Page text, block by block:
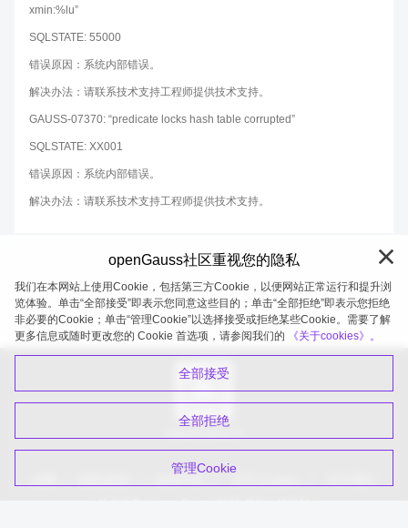
xmin:%lu”
SQLSTATE: 55000
错误原因：系统内部错误。
解决办法：请联系技术支持工程师提供技术支持。
GAUSS-07370: “predicate locks hash table corrupted”
SQLSTATE: XX001
错误原因：系统内部错误。
解决办法：请联系技术支持工程师提供技术支持。
openGauss 2026-08-08 20:27:21
openGauss社区重视您的隐私
我们在本网站上使用Cookie，包括第三方Cookie，以便网站正常运行和提升浏
览体验。单击“全部接受”即表示您同意这些目的；单击“全部拒绝”即表示您拒绝
非必要的Cookie；单击“管理Cookie”以选择接受或拒绝某些Cookie。需要了解
更多信息或随时更改您的 Cookie 首选项，请参阅我们的
《关于cookies》。
全部接受
全部拒绝
管理Cookie